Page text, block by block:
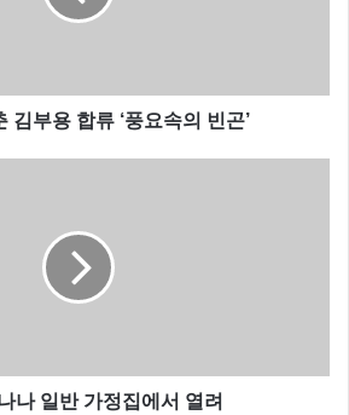
김부용 합류 ‘풍요속의 빈곤’
나 일반 가정집에서 열려